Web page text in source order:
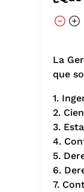
La
que
1.
2.
3.
4.
5.
6.
7.